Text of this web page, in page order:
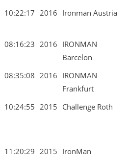
10:22:17 2016 Ironman Austria
08:16:23 2016 IRONMAN
Barcelon
08:35:08 2016 IRONMAN
Frankfurt
10:24:55 2015 Challenge Roth
11:20:29 2015 IronMan